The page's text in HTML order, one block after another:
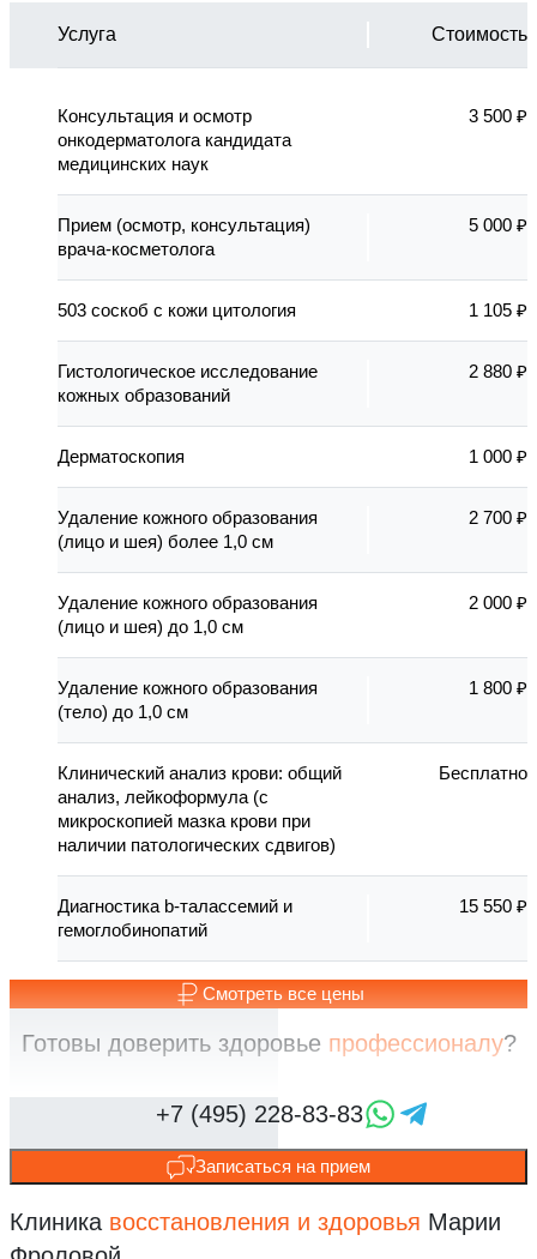
Услуга Стоимость
Консультация и осмотр
онкодерматолога кандидата
медицинских наук
3 500 ₽
Прием (осмотр, консультация)
врача-косметолога
5 000 ₽
503 соскоб с кожи цитология 1 105 ₽
Гистологическое исследование
кожных образований
2 880 ₽
Дерматоскопия 1 000 ₽
Удаление кожного образования
(лицо и шея) более 1,0 см
2 700 ₽
Удаление кожного образования
(лицо и шея) до 1,0 см
2 000 ₽
Удаление кожного образования
(тело) до 1,0 см
1 800 ₽
Клинический анализ крови: общий
анализ, лейкоформула (с
микроскопией мазка крови при
наличии патологических сдвигов)
Бесплатно
Диагностика b-талассемий и
гемоглобинопатий
15 550 ₽
Смотреть все цены
Готовы доверить здоровье профессионалу?
Записаться на прием
Клиника восстановления и здоровья Марии